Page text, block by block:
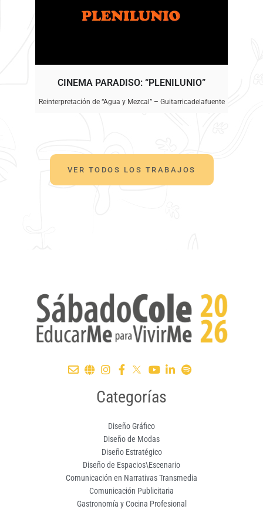
CINEMA PARADISO: “PLENILUNIO”
Reinterpretación de “Agua y Mezcal” – Guitarricadelafuente
VER TODOS LOS TRABAJOS
Categorías
Diseño Gráfico
Diseño de Modas
Diseño Estratégico
Diseño de Espacios\Escenario
Comunicación en Narrativas Transmedia
Comunicación Publicitaria
Gastronomía y Cocina Profesional